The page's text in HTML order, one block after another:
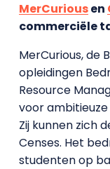
MerCuriousen
commerciële
MerCurious, de
opleidingen
Resource
voor
Zij kunnen zich
Censes. Het
studenten op